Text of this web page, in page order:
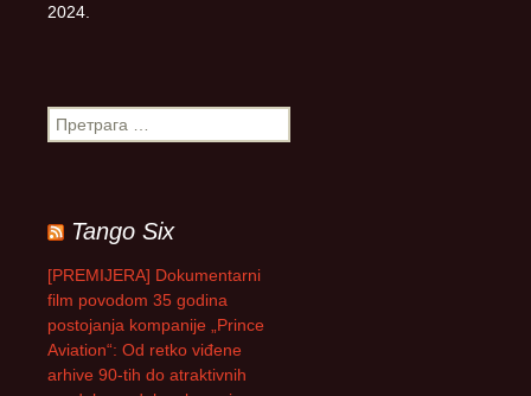
2024.
П
р
а
г
а
а
Tango Six
[PREMIJERA] Dokumentarni
film povodom 35 godina
postojanja kompanije „Prince
Aviation“: Od retko viđene
arhive 90-tih do atraktivnih